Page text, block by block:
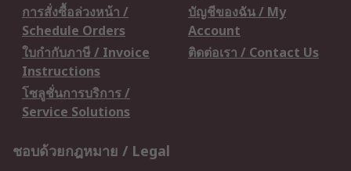
การสั่งซื้อล่วงหน้า /
Schedule Orders
บัญชีของฉัน / My
Account
ใบกำกับภาษี / Invoice
Instructions
ติดต่อเรา / Contact Us
โซลูชั่นการบริการ /
Service Solutions
ชอบด้วยกฎหมาย / Legal